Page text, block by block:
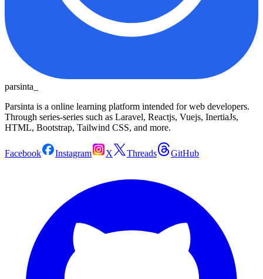
parsinta_
Parsinta is a online learning platform intended for web developers.
Through series-series such as Laravel, Reactjs, Vuejs, InertiaJs,
HTML, Bootstrap, Tailwind CSS, and more.
Facebook Instagram X Threads GitHub